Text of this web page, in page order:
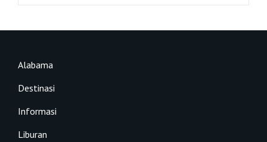
Alabama
Destinasi
Informasi
Liburan